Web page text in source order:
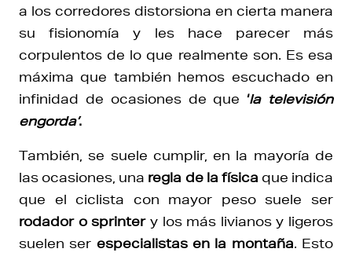
a los corredores distorsiona en cierta manera
su fisionomía y les hace parecer más
corpulentos de lo que realmente son. Es esa
máxima que también hemos escuchado en
infinidad de ocasiones de que‘la televisión
engorda’.
También, se suele cumplir, en la mayoría de
las ocasiones, una regla de la física que indica
que el ciclista con mayor peso suele ser
rodador o sprintery los más livianos y ligeros
suelen ser especialistas en la montaña. Esto